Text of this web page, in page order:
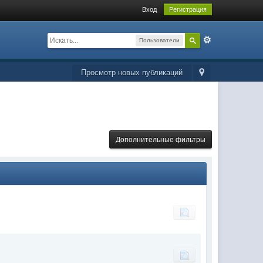
Вход Регистрация
Пользователи
Просмотр новых публикаций
Дополнительные фильтры